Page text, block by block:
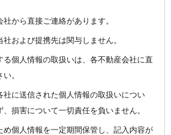
から直接ご連絡があります。
および提携先は関与しません。
る個人情報の取扱いは、各不動産会社に直
。
社に送信された個人情報の取扱いについ
損害について一切責任を負いません。
め個人情報を一定期間保管し、記入内容が